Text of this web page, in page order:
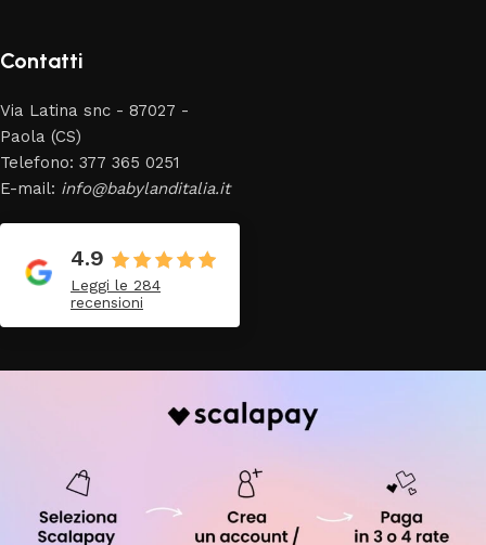
Contatti
Via Latina snc - 87027 -
Paola (CS)
Telefono: 377 365 0251
E-mail: info@babylanditalia.it
4.9
Leggi le 284
recensioni